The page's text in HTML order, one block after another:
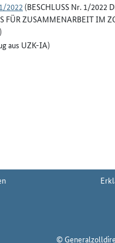
2022 (BESCHLUSS Nr. 1/2022
FÜR ZUSAMMENARBEIT IM
aus UZK-IA)
©